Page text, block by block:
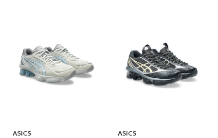
ASICS
ASICS